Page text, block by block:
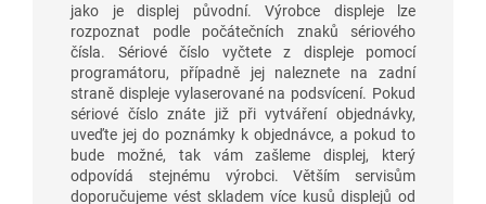
jako je displej původní. Výrobce displeje lze
rozpoznat podle počátečních znaků sériového
čísla. Sériové číslo vyčtete z displeje pomocí
programátoru, případně jej naleznete na zadní
straně displeje vylaserované na podsvícení. Pokud
sériové číslo znáte již při vytváření objednávky,
uveďte jej do poznámky k objednávce, a pokud to
bude možné, tak vám zašleme displej, který
odpovídá stejnému výrobci. Větším servisům
doporučujeme vést skladem více kusů displejů od